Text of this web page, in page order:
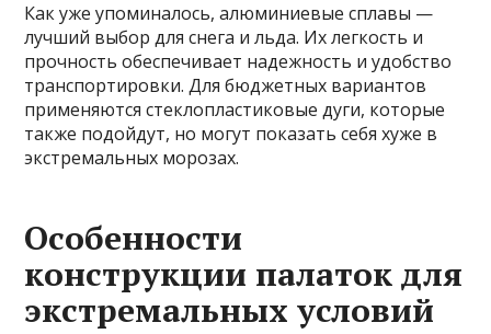
Как уже упоминалось, алюминиевые сплавы —
лучший выбор для снега и льда. Их легкость и
прочность обеспечивает надежность и удобство
транспортировки. Для бюджетных вариантов
применяются стеклопластиковые дуги, которые
также подойдут, но могут показать себя хуже в
экстремальных морозах.
Особенности
конструкции палаток для
экстремальных условий